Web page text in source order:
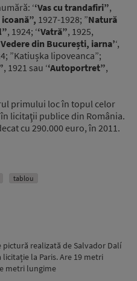
‘‘Vas cu trandafiri”,
1927-1928; ”Natură
, 1924; ‘‘Vatră”, 1925,
din București, iarna’‘,
”Katiușka lipoveanca”;
, 1921 sau ‘‘Autoportret”,
primului loc în topul celor
licitaţii publice din România.
cu 290.000 euro, în 2011.
tablou
pictură realizată de Salvador Dalí
licitație la Paris. Are 19 metri
metri lungime